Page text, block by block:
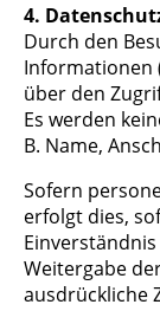
4.
Durch den
Informationen
über den
Es werden
B. Name,
Sofern
erfolgt dies,
Weitergabe
ausdrückliche